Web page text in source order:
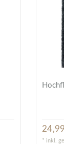
* inkl.